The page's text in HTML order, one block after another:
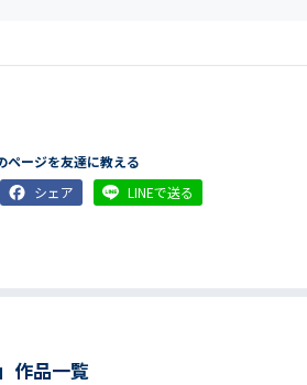
ページを友達に教える
シェア LINEで送る
作品一覧